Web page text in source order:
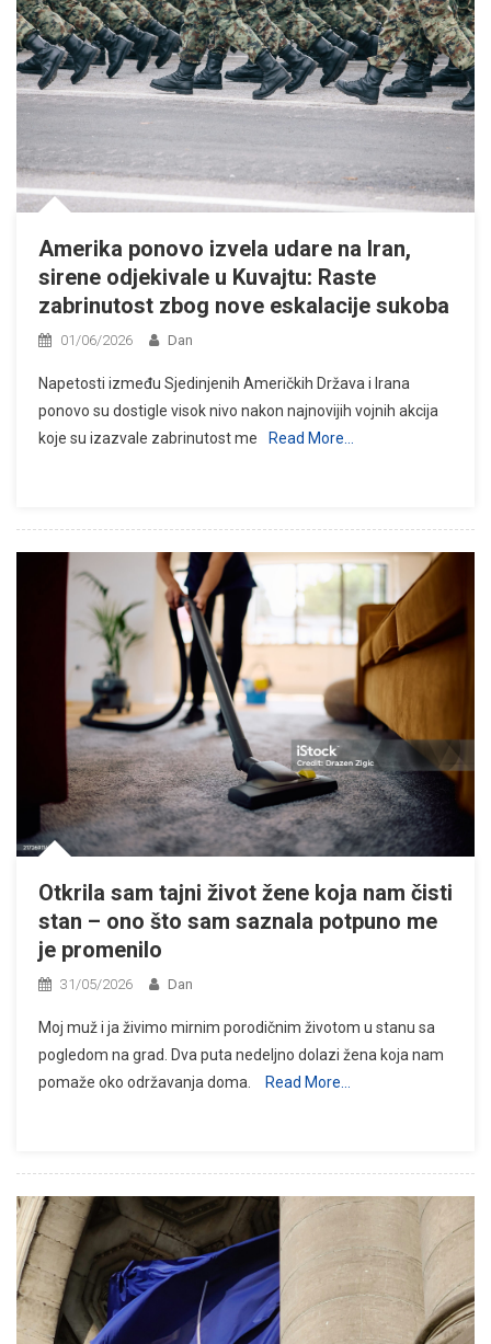
Amerika ponovo izvela udare na Iran,
sirene odjekivale u Kuvajtu: Raste
zabrinutost zbog nove eskalacije sukoba
01/06/2026 Dan
Napetosti između Sjedinjenih Američkih Država i Irana
ponovo su dostigle visok nivo nakon najnovijih vojnih akcija
koje su izazvale zabrinutost me
Read More…
Otkrila sam tajni život žene koja nam čisti
stan – ono što sam saznala potpuno me
je promenilo
31/05/2026 Dan
Moj muž i ja živimo mirnim porodičnim životom u stanu sa
pogledom na grad. Dva puta nedeljno dolazi žena koja nam
pomaže oko održavanja doma.
Read More…